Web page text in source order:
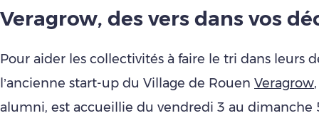
Veragrow, des vers dans vos
Pour aider les collectivités à faire le tri dans leurs
l’ancienne start-up du Village de Rouen Veragrow
alumni, est accueillie du vendredi 3 au dimanche